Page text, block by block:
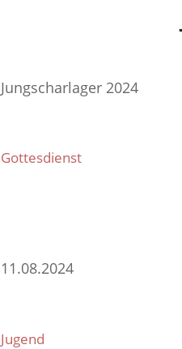
Jungscharlager 2024
Gottesdienst
11.08.2024
Jugend